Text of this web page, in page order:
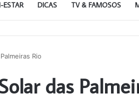
ESTAR DICAS TV & FAMOSOS
Rio
das